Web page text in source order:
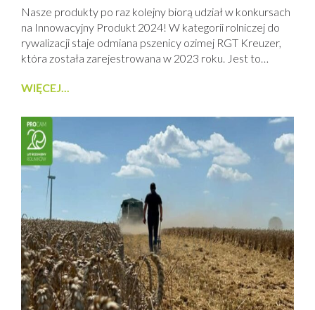
Nasze produkty po raz kolejny biorą udział w konkursach
na Innowacyjny Produkt 2024! W kategorii rolniczej do
rywalizacji staje odmiana pszenicy ozimej RGT Kreuzer,
która została zarejestrowana w 2023 roku. Jest to
odporności na mróz oraz choroby, a także zdolności do
Kreuzer zapewnia stabilne i obfite...
WIĘCEJ...